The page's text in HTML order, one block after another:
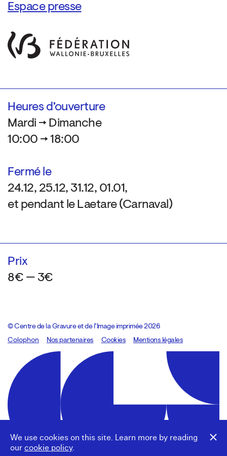
We use cookies on this site. Learn more by reading
our cookie policy.
Espace presse
Heures d’ouverture
Mardi → Dimanche
10:00 → 18:00
Fermé le
24.12, 25.12, 31.12, 01.01,
et pendant le Laetare (Carnaval)
Prix
8€ — 3€
© Centre de la Gravure et de l’Image imprimée 2026
Colophon
Design:Marcel Kaczmarek, code:8080.studio
Nos partenaires Cookies Mentions légales